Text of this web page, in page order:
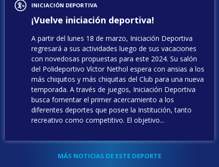
INICIACIÓN DEPORTIVA
¡Vuelve iniciación deportiva!
A partir del lunes 18 de marzo, Iniciación Deportiva
regresará a sus actividades luego de sus vacaciones
con novedosas propuestas para este 2024. Su salón
del Polideportivo Víctor Nethol espera con ansias a los
más chiquitos y más chiquitas del Club para una nueva
temporada. A través de juegos, Iniciación Deportiva
busca fomentar el primer acercamiento a los
diferentes deportes que posee la Institución, tanto
recreativo como competitivo. El objetivo...
MÁS NOTICIAS DE ESTE DEPORTE